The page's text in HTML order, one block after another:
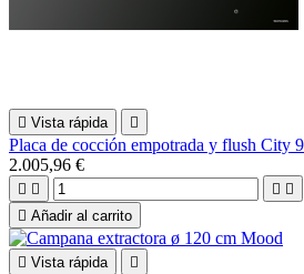
 Vista rápida 
Placa de cocción empotrada y flush City
2.005,96 €
   
 Añadir al carrito
 Vista rápida 